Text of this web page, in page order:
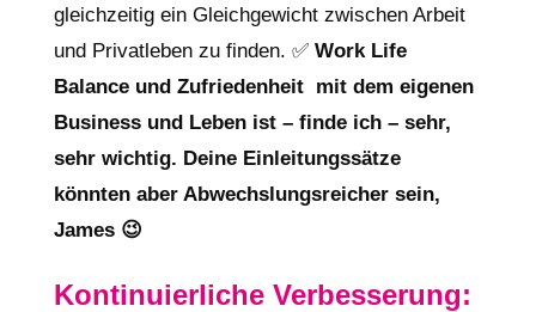
gleichzeitig ein Gleichgewicht zwischen Arbeit
und Privatleben zu finden. ✅ Work Life
Balance und Zufriedenheit mit dem eigenen
Business und Leben ist – finde ich – sehr,
sehr wichtig. Deine Einleitungssätze
könnten aber Abwechslungsreicher sein,
James 😉
Kontinuierliche Verbesserung: